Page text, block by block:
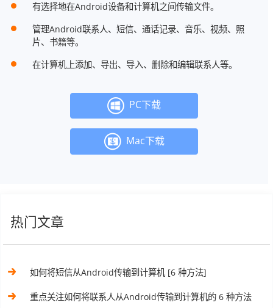
有选择地在Android设备和计算机之间传输文件。
管理Android联系人、短信、通话记录、音乐、视频、照
片、书籍等。
在计算机上添加、导出、导入、删除和编辑联系人等。
PC下载
Mac下载
热门文章
如何将短信从Android传输到计算机 [6 种方法]
重点关注如何将联系人从Android传输到计算机的 6 种方法